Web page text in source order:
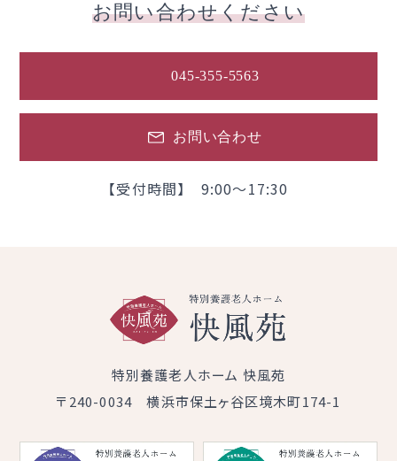
お問い合わせください
045-355-5563
お問い合わせ
【受付時間】 9:00～17:30
特別養護老人ホーム 快風苑
〒240-0034 横浜市保土ヶ谷区境木町174-1